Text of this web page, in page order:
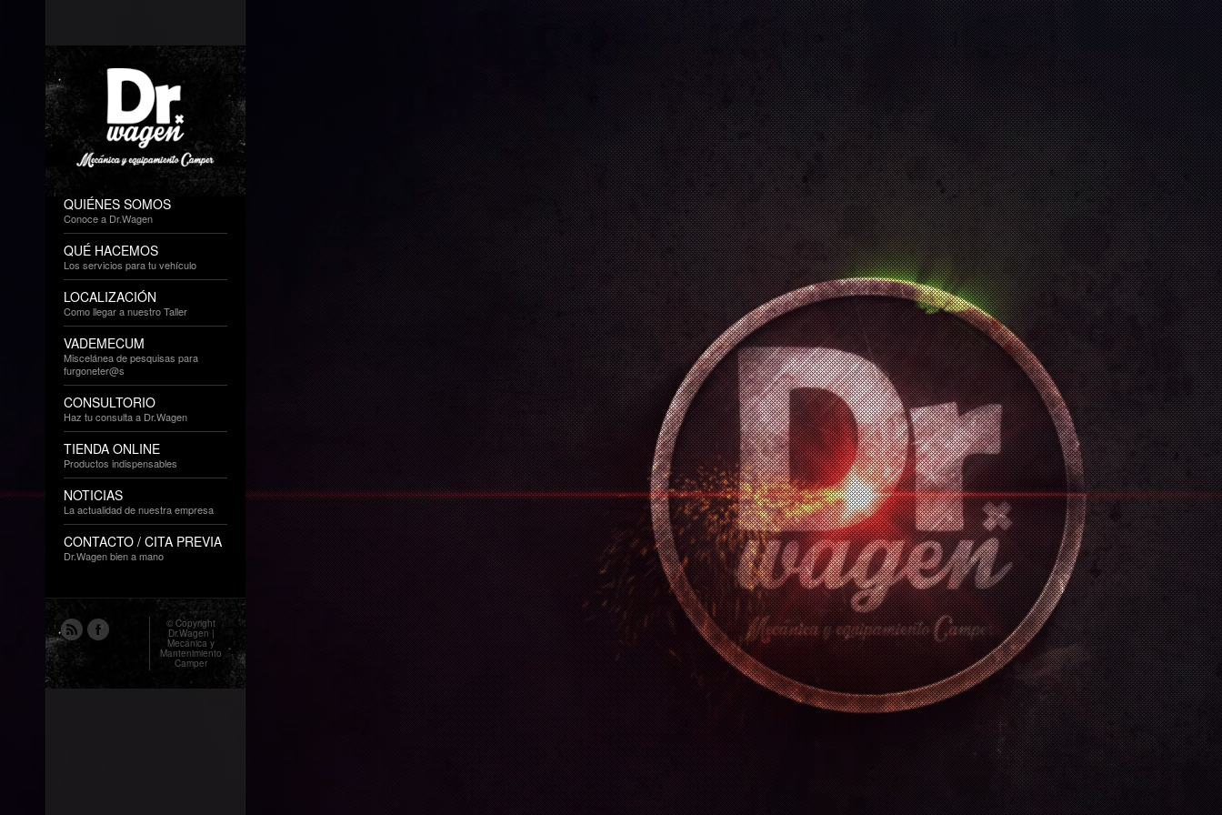
QUIÉNES SOMOS
Conoce a Dr.Wagen
QUÉ HACEMOS
Los servicios para tu vehículo
LOCALIZACIÓN
Como llegar a nuestro Taller
VADEMECUM
Miscelánea de pesquisas para
furgoneter@s
CONSULTORIO
Haz tu consulta a Dr.Wagen
TIENDA ONLINE
Productos indispensables
NOTICIAS
La actualidad de nuestra empresa
CONTACTO / CITA PREVIA
Dr.Wagen bien a mano
© Copyright
Dr.Wagen |
Mecánica y
Mantenimiento
Camper